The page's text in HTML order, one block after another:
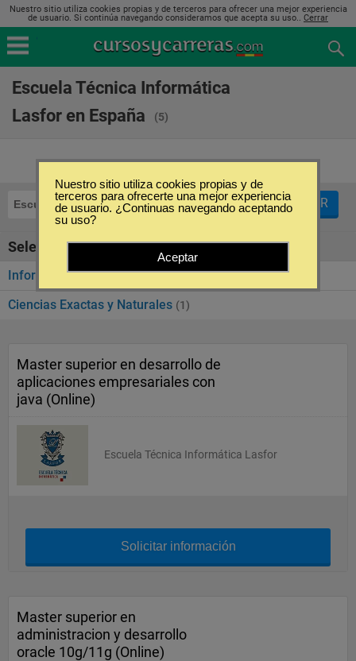
Nuestro sitio utiliza cookies propias y de terceros para ofrecer una mejor experiencia
de usuario. Si continúa navegando consideramos que acepta su uso.. Cerrar
Escuela Técnica Informática
Lasfor en España
(5)
Escuela Técnica Informática Lasfor FILTRAR
Seleccione la categoría
Informática y Tecnología(4)
Ciencias Exactas y Naturales (1)
Master superior en desarrollo de
aplicaciones empresariales con
java (Online)
Escuela Técnica Informática Lasfor
Solicitar información
Master superior en
administracion y desarrollo
oracle 10g/11g (Online)
Nuestro sitio utiliza cookies propias y de
terceros para ofrecerte una mejor experiencia
de usuario. ¿Continuas navegando aceptando
su uso?
Aceptar